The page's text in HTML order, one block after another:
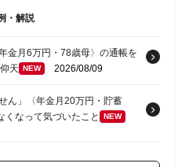
・解説
金月6万円・78歳母〉の通帳を
天
NEW 2026/08/09
ん」〈年金月20万円・貯蓄
くなって気づいたこと
NEW